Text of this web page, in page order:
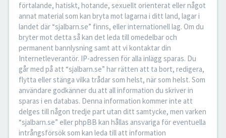
förtalande, hatiskt, hotande, sexuellt orienterat eller något
annat material som kan bryta mot lagarna i ditt land, lagar i
landet där “sjalbarn.se” finns, eller internationell lag. Om du
bryter mot detta så kan det leda till omedelbar och
permanent bannlysning samt att vi kontaktar din
Internetleverantör. IP-adressen för alla inlägg sparas. Du
går med på att “sjalbarn.se” har rätten att ta bort, redigera,
flytta eller stänga vilka trådar som helst, när som helst. Som
användare godkänner du att all information du skriver in
sparas i en databas. Denna information kommer inte att
delges till någon tredje part utan ditt samtycke, men varken
“sjalbarn.se” eller phpBB kan hållas ansvariga för eventuella
intrångsförsök som kan leda till att information